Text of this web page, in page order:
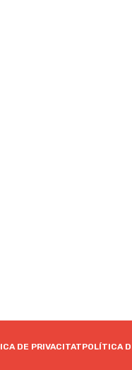
DE PRIVACITATPOLÍTICA